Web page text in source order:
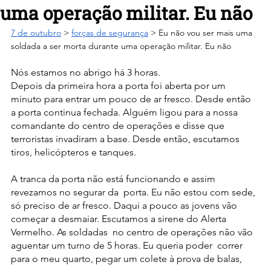
uma operação militar. Eu não
7 de outubro > forças de segurança > Eu não vou ser mais uma
soldada a ser morta durante uma operação militar. Eu não
Nós estamos no abrigo há 3 horas.
Depois da primeira hora a porta foi aberta por um
minuto para entrar um pouco de ar fresco. Desde então
a porta continua fechada. Alguém ligou para a nossa
comandante do centro de operações e disse que
terroristas invadiram a base. Desde então, escutamos
tiros, helicópteros e tanques.
A tranca da porta não está funcionando e assim
revezamos no segurar da  porta. Eu não estou com sede,
só preciso de ar fresco. Daqui a pouco as jovens vão
começar a desmaiar. Escutamos a sirene do Alerta
Vermelho. As soldadas  no centro de operações não vão
aguentar um turno de 5 horas. Eu queria poder  correr
para o meu quarto, pegar um colete à prova de balas,